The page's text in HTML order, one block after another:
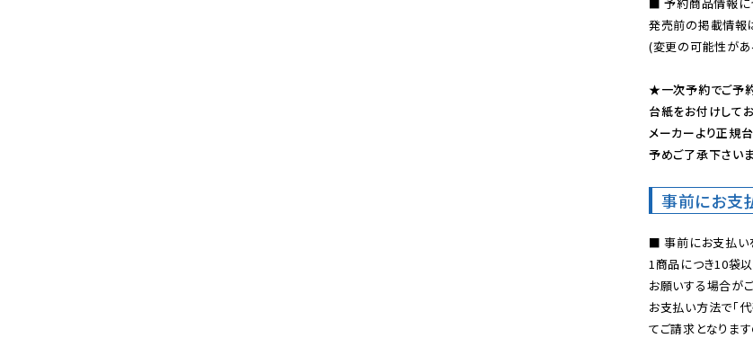
発売前の掲載情報
(変更の可能性があ
★一次予約でご予
台紙をお付けして
メーカーより正規
予めご了承下さいま
事前にお支
■ 事前にお支払い
1商品につき10袋
お願いする場合が
お支払い方法で「
てご請求となりま